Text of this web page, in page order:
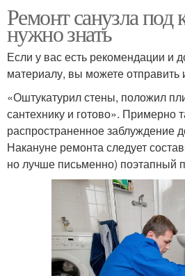
Ремонт санузла под
нужно знать
Если у вас есть рекомендации и
материалу, вы можете отправить
«Оштукатурил стены, положил
сантехнику и готово». Примерно
распространенное заблуждение
Накануне ремонта следует
но лучше письменно) поэтапный